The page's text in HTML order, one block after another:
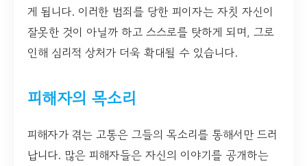
게 됩니다. 이러한 범죄를 당한 피이자는 자칫 자신이
잘못한 것이 아닐까 하고 스스로를 탓하게 되며, 그로
인해 심리적 상처가 더욱 확대될 수 있습니다.
피해자의 목소리
피해자가 겪는 고통은 그들의 목소리를 통해서만 드러
납니다. 많은 피해자들은 자신의 이야기를 공개하는